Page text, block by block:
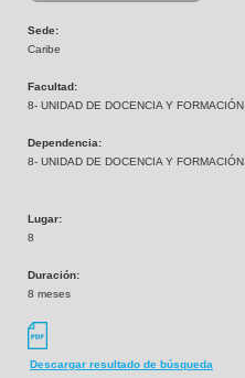
Sede:
Caribe
Facultad:
8- UNIDAD DE DOCENCIA Y FORMACIÓN
Dependencia:
8- UNIDAD DE DOCENCIA Y FORMACIÓN
Lugar:
8
Duración:
8 meses
Descargar resultado de búsqueda